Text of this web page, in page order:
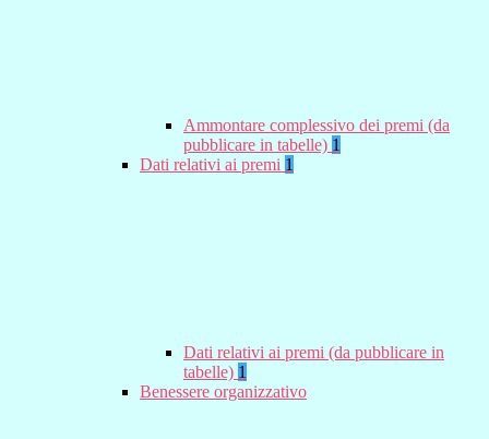
Ammontare complessivo dei premi (da
pubblicare in tabelle) 1
Dati relativi ai premi 1
Dati relativi ai premi (da pubblicare in
tabelle) 1
Benessere organizzativo